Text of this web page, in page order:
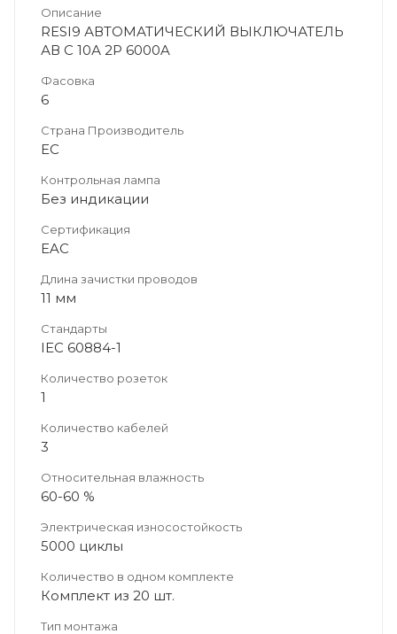
Описание
RESI9 АВТОМАТИЧЕСКИЙ ВЫКЛЮЧАТЕЛЬ
АВ С 10А 2P 6000A
Фасовка
6
Страна Производитель
ЕС
Контрольная лампа
Без индикации
Сертификация
EAC
Длина зачистки проводов
11 мм
Стандарты
IEC 60884-1
Количество розеток
1
Количество кабелей
3
Относительная влажность
60-60 %
Электрическая износостойкость
5000 циклы
Количество в одном комплекте
Комплект из 20 шт.
Тип монтажа